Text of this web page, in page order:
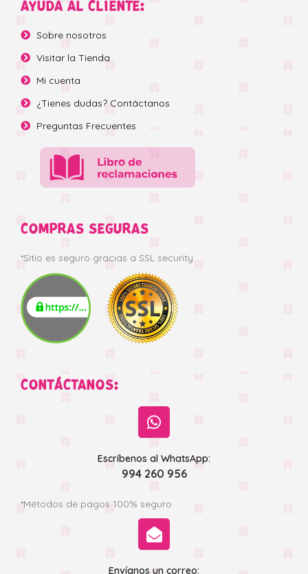
AYUDA AL CLIENTE:
Sobre nosotros
Visitar la Tienda
Mi cuenta
¿Tienes dudas? Contáctanos
Preguntas Frecuentes
COMPRAS SEGURAS
*Sitio es seguro gracias a SSL security
CONTÁCTANOS:
Escríbenos al WhatsApp:
994 260 956
*Métodos de pagos 100% seguro
Envíanos un correo: